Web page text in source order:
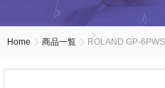
Home 商品一覧 ROLAND GP-6PWS